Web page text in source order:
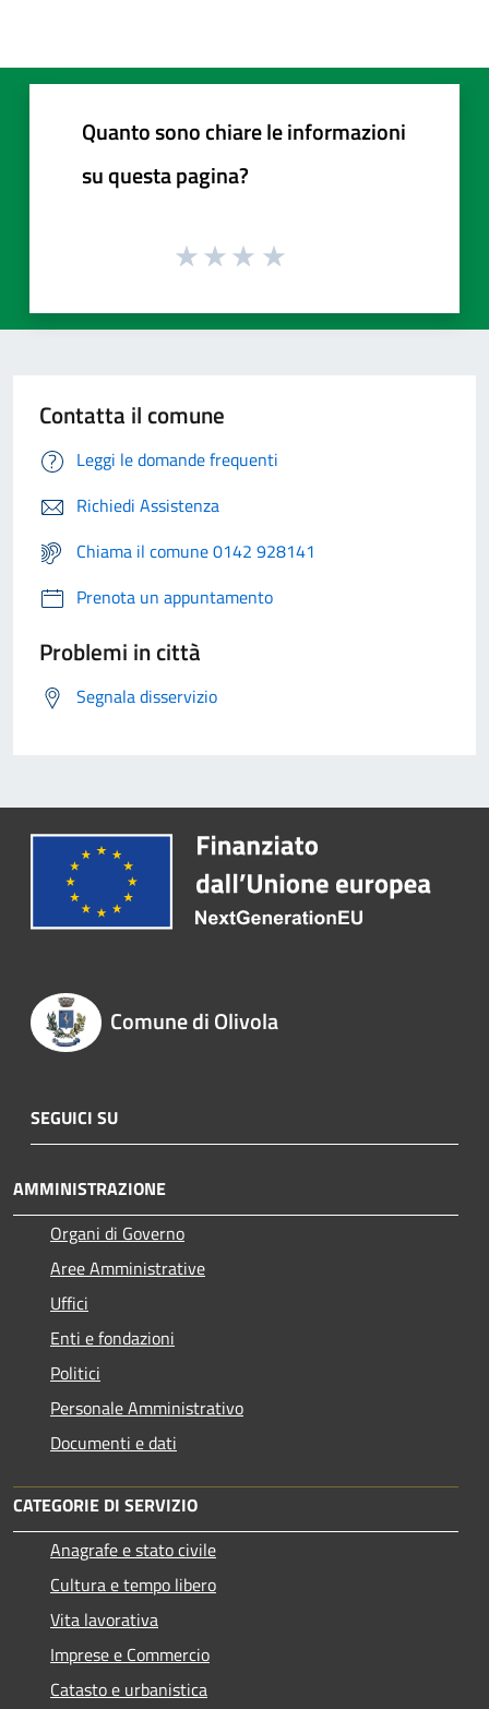
Quanto sono chiare le informazioni
su questa pagina?
Contatta il comune
Leggi le domande frequenti
Richiedi Assistenza
Chiama il comune 0142 928141
Prenota un appuntamento
Problemi in città
Segnala disservizio
Comune di Olivola
SEGUICI SU
AMMINISTRAZIONE
Organi di Governo
Aree Amministrative
Uffici
Enti e fondazioni
Politici
Personale Amministrativo
Documenti e dati
CATEGORIE DI SERVIZIO
Anagrafe e stato civile
Cultura e tempo libero
Vita lavorativa
Imprese e Commercio
Catasto e urbanistica